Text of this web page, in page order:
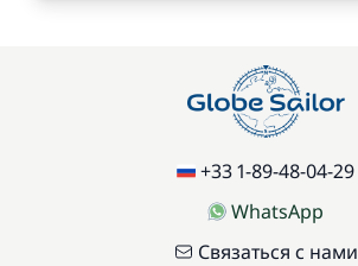
+33 1-89-48-04-29
WhatsApp
Связаться с нами